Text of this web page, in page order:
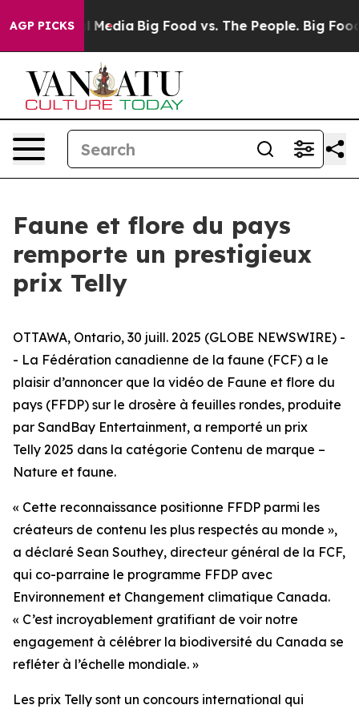
AGP PICKS
Media Big Food vs. The People. Big Food’s
Faune et flore du pays
remporte un prestigieux
prix Telly
OTTAWA, Ontario, 30 juill. 2025 (GLOBE NEWSWIRE) -
- La Fédération canadienne de la faune (FCF) a le
plaisir d’annoncer que la vidéo de Faune et flore du
pays (FFDP) sur le drosère à feuilles rondes, produite
par SandBay Entertainment, a remporté un prix
Telly 2025 dans la catégorie Contenu de marque –
Nature et faune.
« Cette reconnaissance positionne FFDP parmi les
créateurs de contenu les plus respectés au monde »,
a déclaré Sean Southey, directeur général de la FCF,
qui co-parraine le programme FFDP avec
Environnement et Changement climatique Canada.
« C’est incroyablement gratifiant de voir notre
engagement à célébrer la biodiversité du Canada se
refléter à l’échelle mondiale. »
Les prix Telly sont un concours international qui